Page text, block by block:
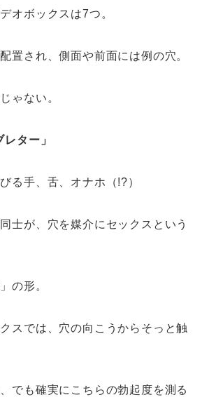
オボックスは7つ。
置され、側面や前面には例の穴。
ゃない。
ター」
る手、舌、オナホ（!?）
士が、穴を媒介にセックスという
の形。
スでは、穴の向こうからそっと触
でも確実にこちらの勃起度を測る